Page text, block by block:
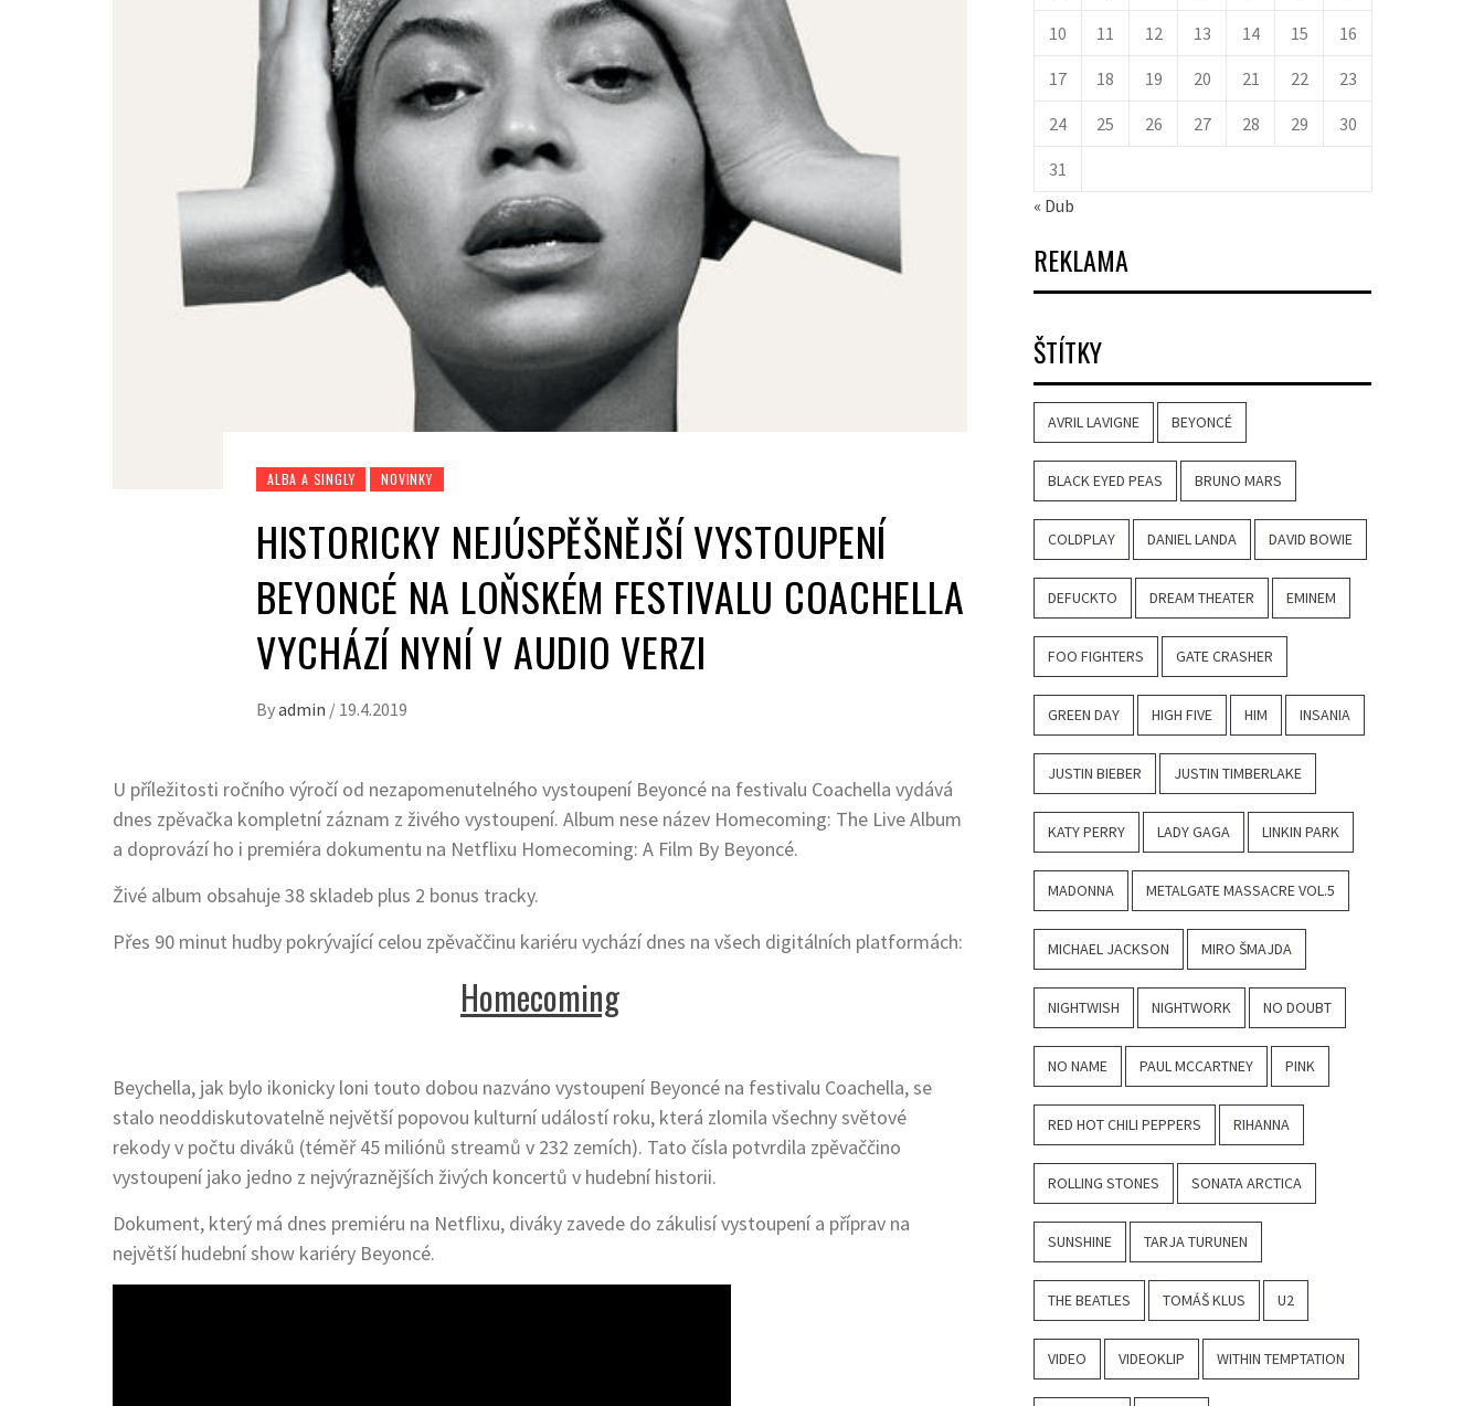
ALBA A SINGLY NOVINKY
HISTORICKY NEJÚSPĚŠNĚJŠÍ VYSTOUPENÍ
BEYONCÉ NA LOŇSKÉM FESTIVALU COACHELLA
VYCHÁZÍ NYNÍ V AUDIO VERZI
Byadmin / 19.4.2019
U příležitosti ročního výročí od nezapomenutelného vystoupení Beyoncé na festivalu Coachella vydává
dnes zpěvačka kompletní záznam z živého vystoupení. Album nese název Homecoming: The Live Album
a doprovází ho i premiéra dokumentu na Netflixu Homecoming: A Film By Beyoncé.
Živé album obsahuje 38 skladeb plus 2 bonus tracky.
Přes 90 minut hudby pokrývající celou zpěvaččinu kariéru vychází dnes na všech digitálních platformách:
Homecoming
Beychella, jak bylo ikonicky loni touto dobou nazváno vystoupení Beyoncé na festivalu Coachella, se
stalo neoddiskutovatelně největší popovou kulturní událostí roku, která zlomila všechny světové
rekody v počtu diváků (téměř 45 miliónů streamů v 232 zemích). Tato čísla potvrdila zpěvaččino
vystoupení jako jedno z nejvýraznějších živých koncertů v hudební historii.
Dokument, který má dnes premiéru na Netflixu, diváky zavede do zákulisí vystoupení a příprav na
největší hudební show kariéry Beyoncé.
10 11 12 13 14 15 16
17 18 19 20 21 22 23
24 25 26 27 28 29 30
31
« Dub
REKLAMA
ŠTÍTKY
AVRIL LAVIGNE BEYONCÉ
BLACK EYED PEAS BRUNO MARS
COLDPLAY DANIEL LANDA DAVID BOWIE
DEFUCKTO DREAM THEATER EMINEM
FOO FIGHTERS GATE CRASHER
GREEN DAY HIGH FIVE HIM INSANIA
JUSTIN BIEBER JUSTIN TIMBERLAKE
KATY PERRY LADY GAGA LINKIN PARK
MADONNA METALGATE MASSACRE VOL.5
MICHAEL JACKSON MIRO ŠMAJDA
NIGHTWISH NIGHTWORK NO DOUBT
NO NAME PAUL MCCARTNEY PINK
RED HOT CHILI PEPPERS RIHANNA
ROLLING STONES SONATA ARCTICA
SUNSHINE TARJA TURUNEN
THE BEATLES TOMÁŠ KLUS U2
VIDEO VIDEOKLIP WITHIN TEMPTATION